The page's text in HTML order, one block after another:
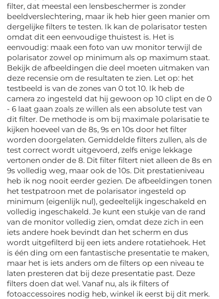
filter, dat meestal een lensbeschermer is zonder
beeldverslechtering, maar ik heb hier geen manier om
dergelijke filters te testen. Ik kan de polarisator testen
omdat dit een eenvoudige thuistest is. Het is
eenvoudig: maak een foto van uw monitor terwijl de
polarisator zowel op minimum als op maximum staat.
Bekijk de afbeeldingen die deel moeten uitmaken van
deze recensie om de resultaten te zien. Let op: het
testbeeld is van de zones van 0 tot 10. Ik heb de
camera zo ingesteld dat hij gewoon op 10 clipt en de 0
- 6 laat gaan zoals ze willen als een absolute test van
dit filter. De methode is om bij maximale polarisatie te
kijken hoeveel van de 8s, 9s en 10s door het filter
worden doorgelaten. Gemiddelde filters zullen, als de
test correct wordt uitgevoerd, zelfs enige lekkage
vertonen onder de 8. Dit filter filtert niet alleen de 8s en
9s volledig weg, maar ook de 10s. Dit prestatieniveau
heb ik nog nooit eerder gezien. De afbeeldingen tonen
het testpatroon met de polarisator ingesteld op
minimum (eigenlijk nul), gedeeltelijk ingeschakeld en
volledig ingeschakeld. Je kunt een stukje van de rand
van de monitor volledig zien, omdat deze zich in een
iets andere hoek bevindt dan het scherm en dus
wordt uitgefilterd bij een iets andere rotatiehoek. Het
is één ding om een fantastische presentatie te maken,
maar het is iets anders om de filters op een niveau te
laten presteren dat bij deze presentatie past. Deze
filters doen dat wel. Vanaf nu, als ik filters of
fotoaccessoires nodig heb, winkel ik eerst bij dit merk.